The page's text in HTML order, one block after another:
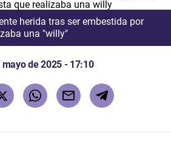
herida tras ser embestida por
una "willy"
mayo de 2025 - 17:10